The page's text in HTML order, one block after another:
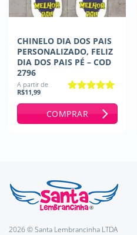
CHINELO DIA DOS PAIS
PERSONALIZADO, FELIZ
DIA DOS PAIS PÉ – COD
2796
A partir de
R$11,99
COMPRAR
2026 © Santa Lembrancinha LTDA